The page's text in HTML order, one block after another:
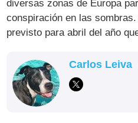
diversas zonas de Europa
conspiración en las
previsto para abril del año
Carlos Leiva